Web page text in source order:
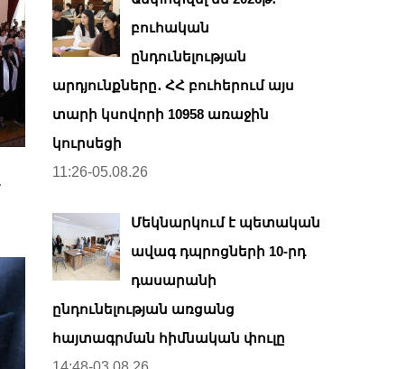
բուհական
ընդունելության
արդյունքները․ ՀՀ բուհերում այս
տարի կսովորի 10958 առաջին
կուրսեցի
11:26-05.08.26
Մեկնարկում է պետական
ավագ դպրոցների 10-րդ
դասարանի
ընդունելության առցանց
հայտագրման հիմնական փուլը